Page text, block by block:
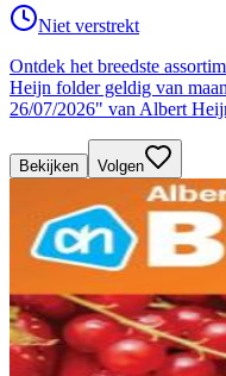
Niet verstrekt
Ontdek het breedste
Heijn folder geldig van
26/07/2026" van Albert
Bekijken Volgen